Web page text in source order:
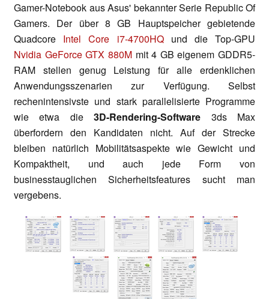
Gamer-Notebook aus Asus' bekannter Serie Republic Of
Gamers. Der über 8 GB Hauptspeicher gebietende
Quadcore Intel Core i7-4700HQund die Top-GPU
Nvidia GeForce GTX 880Mmit 4 GB eigenem GDDR5-
RAM stellen genug Leistung für alle erdenklichen
Anwendungsszenarien zur Verfügung. Selbst
rechenintensivste und stark parallelisierte Programme
wie etwa die3D-Rendering-Software 3ds Max
überfordern den Kandidaten nicht. Auf der Strecke
bleiben natürlich Mobilitätsaspekte wie Gewicht und
Kompaktheit, und auch jede Form von
businesstauglichen Sicherheitsfeatures sucht man
vergebens.